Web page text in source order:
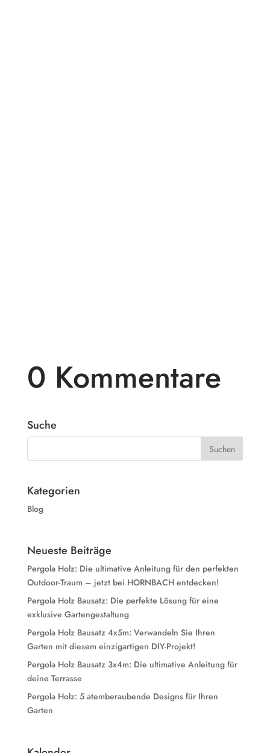
0 Kommentare
Suche
Kategorien
Blog
Neueste Beiträge
Pergola Holz: Die ultimative Anleitung für den perfekten
Outdoor-Traum – jetzt bei HORNBACH entdecken!
Pergola Holz Bausatz: Die perfekte Lösung für eine
exklusive Gartengestaltung
Pergola Holz Bausatz 4x5m: Verwandeln Sie Ihren
Garten mit diesem einzigartigen DIY-Projekt!
Pergola Holz Bausatz 3x4m: Die ultimative Anleitung für
deine Terrasse
Pergola Holz: 5 atemberaubende Designs für Ihren
Garten